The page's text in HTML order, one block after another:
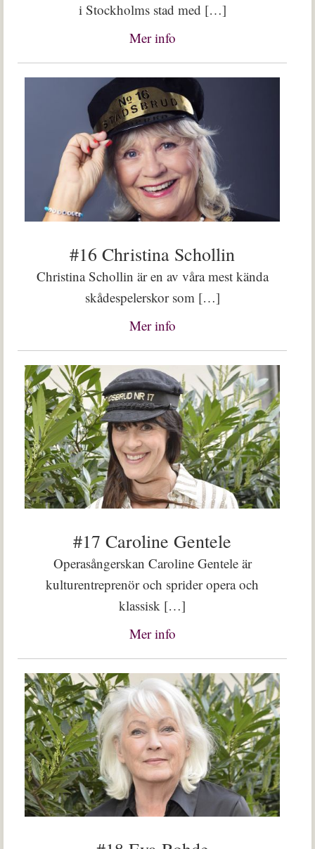
i Stockholms stad med […]
Mer info
#16 Christina Schollin
Christina Schollin är en av våra mest kända
skådespelerskor som […]
Mer info
#17 Caroline Gentele
Operasångerskan Caroline Gentele är
kulturentreprenör och sprider opera och
klassisk […]
Mer info